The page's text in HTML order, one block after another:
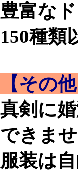
豊富な
150種類
【その他
真剣に
できま
服装は